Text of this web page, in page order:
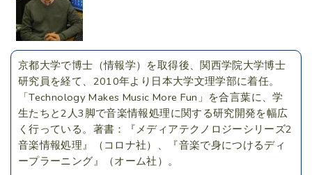
京都大学で博士（情報学）を取得後、関西学院大学博士
研究員を経て、2010年より日本大学文理学部に着任。
「Technology Makes Music More Fun」を合言葉に、学
生たちと2人3脚で音楽情報処理に関する研究開発を幅広
く行っている。著書：『メディアテクノロジーシリーズ2
音楽情報処理』（コロナ社）、『音楽で身につけるディ
ープラーニング』（オーム社）。